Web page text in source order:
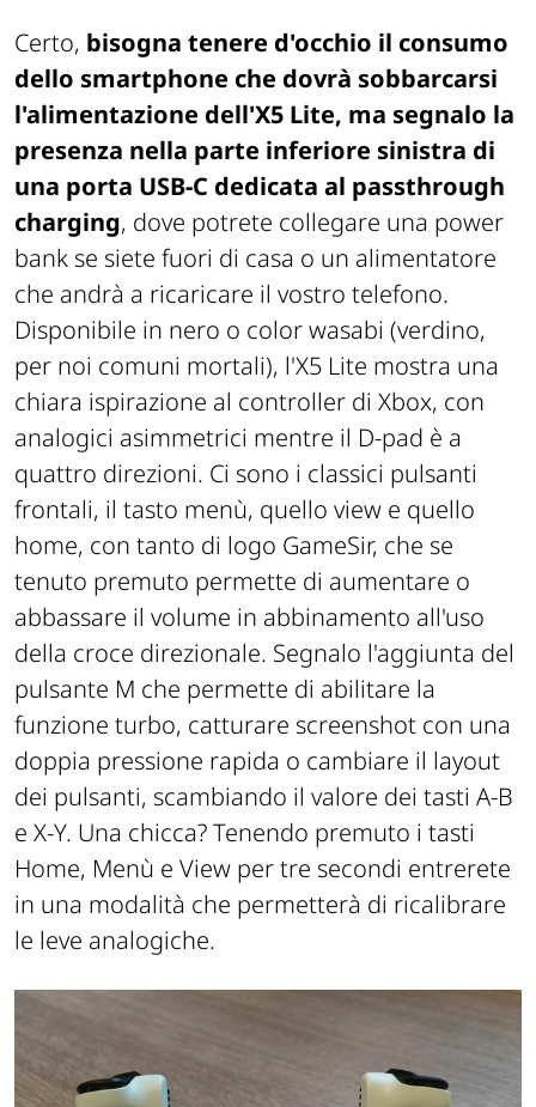
Certo, bisogna tenere d'occhio il consumo
dello smartphone che dovrà sobbarcarsi
l'alimentazione dell'X5 Lite, ma segnalo la
presenza nella parte inferiore sinistra di
una porta USB-C dedicata al passthrough
charging, dove potrete collegare una power
bank se siete fuori di casa o un alimentatore
che andrà a ricaricare il vostro telefono.
Disponibile in nero o color wasabi (verdino,
per noi comuni mortali), l'X5 Lite mostra una
chiara ispirazione al controller di Xbox, con
analogici asimmetrici mentre il D-pad è a
quattro direzioni. Ci sono i classici pulsanti
frontali, il tasto menù, quello view e quello
home, con tanto di logo GameSir, che se
tenuto premuto permette di aumentare o
abbassare il volume in abbinamento all'uso
della croce direzionale. Segnalo l'aggiunta del
pulsante M che permette di abilitare la
funzione turbo, catturare screenshot con una
doppia pressione rapida o cambiare il layout
dei pulsanti, scambiando il valore dei tasti A-B
e X-Y. Una chicca? Tenendo premuto i tasti
Home, Menù e View per tre secondi entrerete
in una modalità che permetterà di ricalibrare
le leve analogiche.